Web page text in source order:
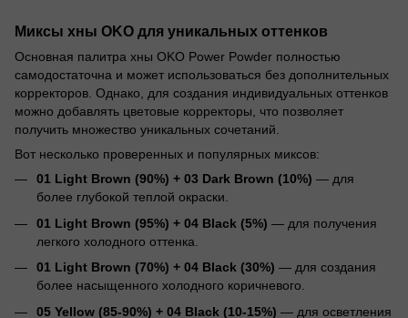
Миксы хны OKO для уникальных оттенков
Основная палитра хны OKO Power Powder полностью
самодостаточна и может использоваться без дополнительных
корректоров. Однако, для создания индивидуальных оттенков
можно добавлять цветовые корректоры, что позволяет
получить множество уникальных сочетаний.
Вот несколько проверенных и популярных миксов:
01 Light Brown (90%) + 03 Dark Brown (10%) — для
более глубокой теплой окраски.
01 Light Brown (95%) + 04 Black (5%) — для получения
легкого холодного оттенка.
01 Light Brown (70%) + 04 Black (30%) — для создания
более насыщенного холодного коричневого.
05 Yellow (85-90%) + 04 Black (10-15%) — для осветления